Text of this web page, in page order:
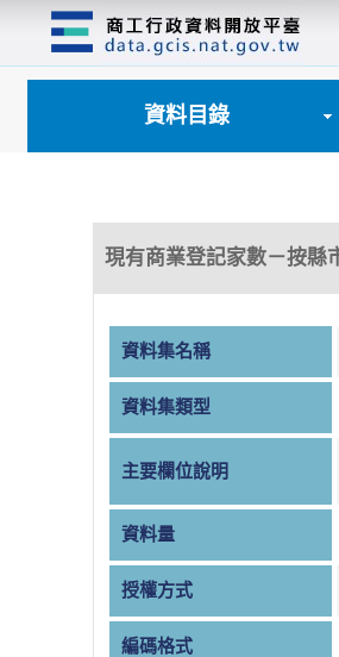
資料目錄
現有商業登記家數－按縣
資料集名稱
資料集類型
主要欄位說明
資料量
授權方式
編碼格式